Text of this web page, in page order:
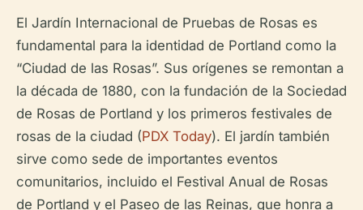
El Jardín Internacional de Pruebas de Rosas es
fundamental para la identidad de Portland como la
“Ciudad de las Rosas”. Sus orígenes se remontan a
la década de 1880, con la fundación de la Sociedad
de Rosas de Portland y los primeros festivales de
rosas de la ciudad (PDX Today). El jardín también
sirve como sede de importantes eventos
comunitarios, incluido el Festival Anual de Rosas
de Portland y el Paseo de las Reinas, que honra a